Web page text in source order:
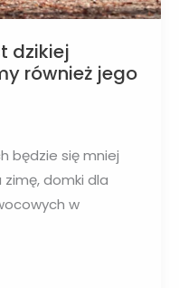
dzikiej
również jego
będzie się mniej
domki dla
w